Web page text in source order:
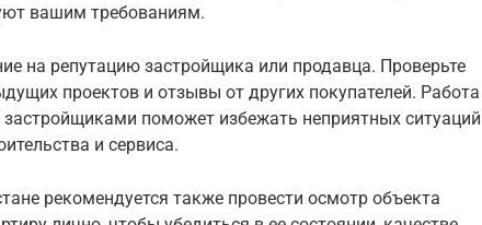
вашим требованиям.
на репутацию застройщика или продавца. Проверьте
проектов и отзывы от других покупателей. Работа
поможет избежать неприятных ситуаций
и сервиса.
рекомендуется также провести осмотр объекта